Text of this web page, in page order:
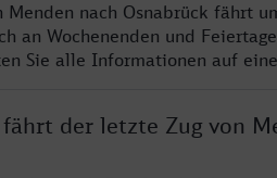
Menden nach Osnabrück fährt
an Wochenenden und
Sie alle Informationen auf
der letzte Zug von